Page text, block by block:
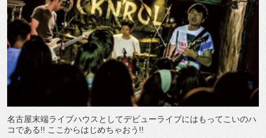
名古屋末端ライブハウスとしてデビューライブにはもってこいのハ
コである!! ここからはじめちゃおう!!